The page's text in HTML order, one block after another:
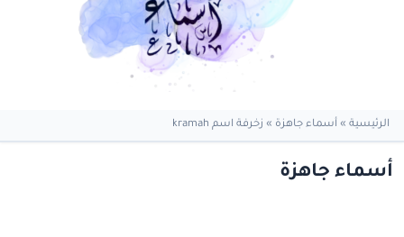
الرئيسية » أسماء جاهزة » زخرفة اسم kramah
أسماء جاهزة